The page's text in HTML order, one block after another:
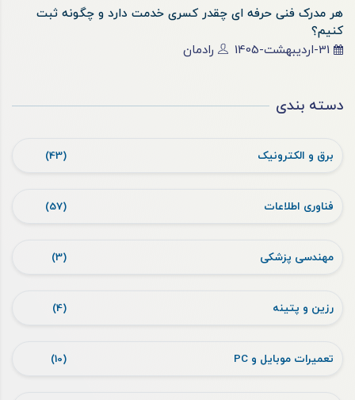
هر مدرک فنی حرفه ای چقدر کسری خدمت دارد و چگونه ثبت
کنیم؟
31-اردیبهشت-1405
رادمان
دسته بندی
برق و الکترونیک (43)
فناوری اطلاعات (57)
مهندسی پزشکی (3)
رزین و پتینه (4)
تعمیرات موبایل و PC (10)